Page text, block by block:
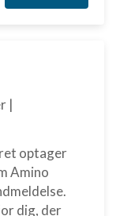
|
optager
Amino
dig, der